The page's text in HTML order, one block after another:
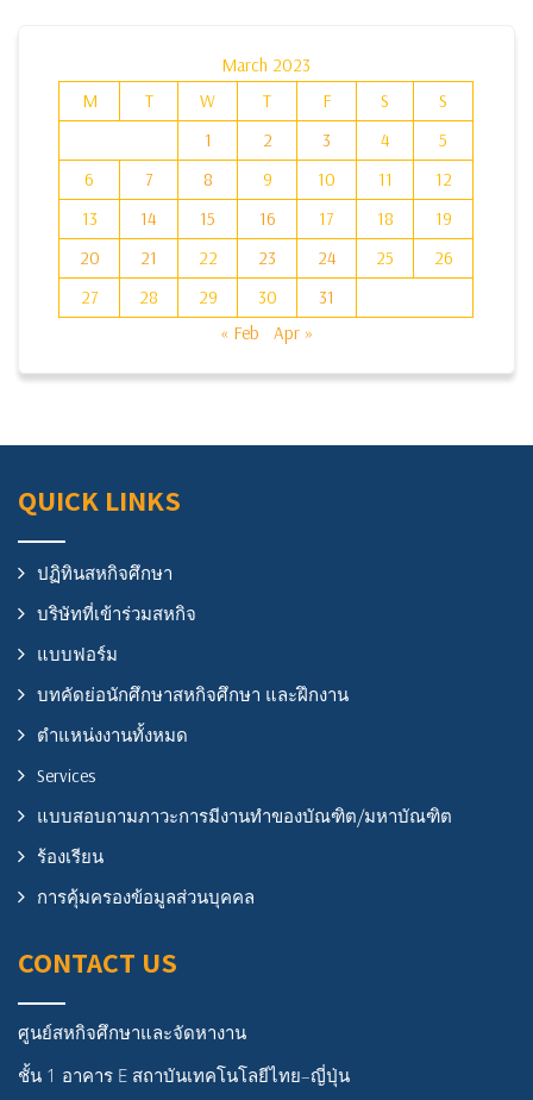
March 2023
M
T W T F S
S
1
2 3 4
5
6
7 8 9 10 11
12
13
14 15 16 17 18
19
20
21 22 23 24 25
26
27
28 29 30
31
« Feb
Apr »
QUICK LINKS
ปฏิทินสหกิจศึกษา
บริษัทที่เข้าร่วมสหกิจ
แบบฟอร์ม
บทคัดย่อนักศึกษาสหกิจศึกษา และฝึกงาน
ตำแหน่งงานทั้งหมด
Services
แบบสอบถามภาวะการมีงานทำของบัณฑิต/มหาบัณฑิต
ร้องเรียน
การคุ้มครองข้อมูลส่วนบุคคล
CONTACT US
ศูนย์สหกิจศึกษาและจัดหางาน
ชั้น 1 อาคาร E สถาบันเทคโนโลยีไทย–ญี่ปุ่น